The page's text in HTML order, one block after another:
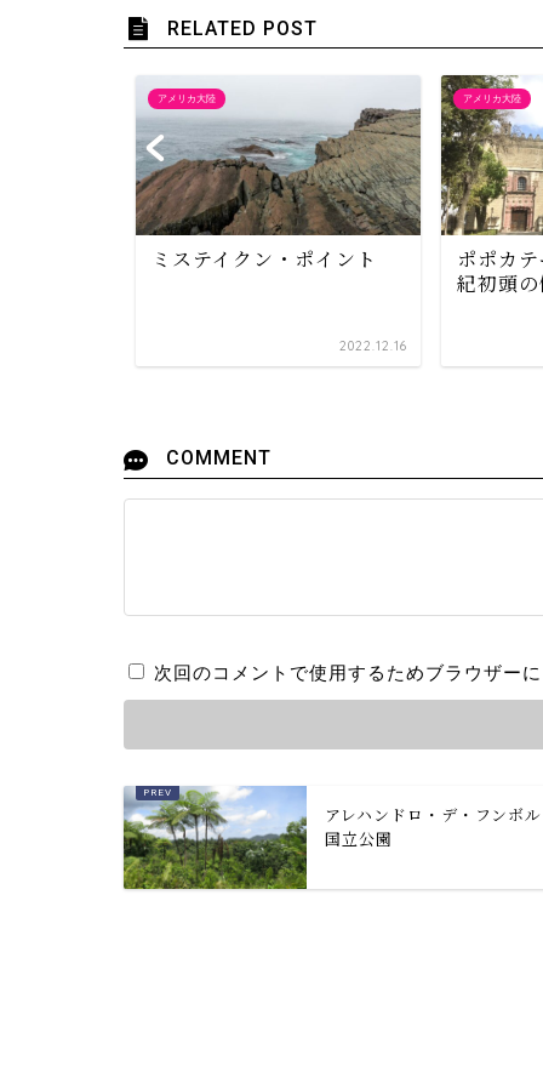
RELATED POST
アメリカ大陸
ミステイクン・ポイント
2022.12.16
アメリカ大陸
ポポカ
紀初頭
COMMENT
次回のコメントで使用するためブラウザー
アレハンドロ・デ・フンボ
国立公園